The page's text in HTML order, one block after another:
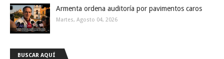
Armenta ordena auditoría por pavimentos caros
Martes, Agosto 04, 2026
BUSCAR AQUÍ